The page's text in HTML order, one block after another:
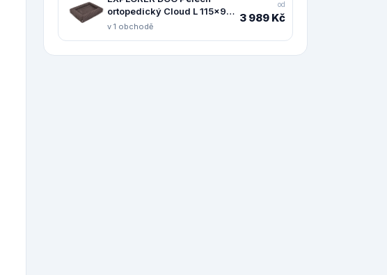
ortopedický Cloud L 115x90
Mocha Brown
v 1 obchodě
od
3 989 Kč